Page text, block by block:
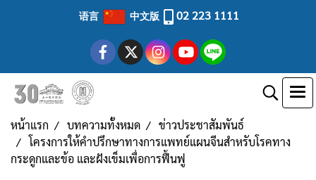
语言 中文版 02 223 1111
หน้าแรก บทความทั้งหมด
ข่าวประชาสัมพันธ์
โครงการให้คำปรึกษาทางการแพทย์แผนจีนสำหรับโรคทาง
กระดูกและข้อ และฝังเข็มเพื่อการฟื้นฟู